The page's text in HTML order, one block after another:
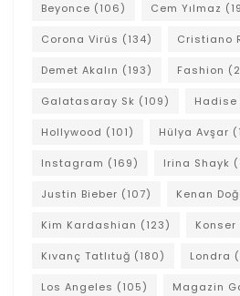
Beyonce (106) Cem Yılmaz
Corona Virüs (134) Cristiano
Demet Akalın (193) Fashion
Galatasaray Sk (109) Hadise
Hollywood (101) Hülya Avşar
Instagram (169) Irina Shayk
Justin Bieber (107) Kenan
Kim Kardashian (123) Konser
Kıvanç Tatlıtuğ (180) Londra
Los Angeles (105) Magazin